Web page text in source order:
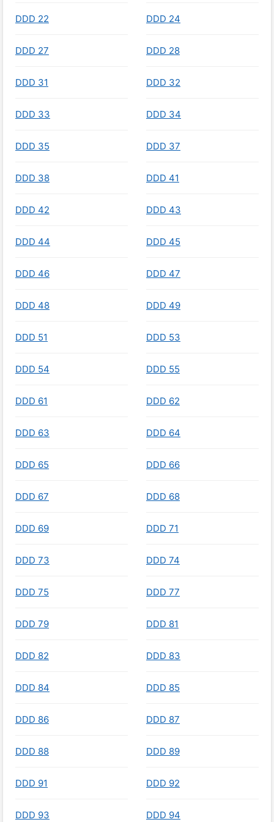
DDD 22 DDD 24
DDD 27 DDD 28
DDD 31 DDD 32
DDD 33 DDD 34
DDD 35 DDD 37
DDD 38 DDD 41
DDD 42 DDD 43
DDD 44 DDD 45
DDD 46 DDD 47
DDD 48 DDD 49
DDD 51 DDD 53
DDD 54 DDD 55
DDD 61 DDD 62
DDD 63 DDD 64
DDD 65 DDD 66
DDD 67 DDD 68
DDD 69 DDD 71
DDD 73 DDD 74
DDD 75 DDD 77
DDD 79 DDD 81
DDD 82 DDD 83
DDD 84 DDD 85
DDD 86 DDD 87
DDD 88 DDD 89
DDD 91 DDD 92
DDD 93 DDD 94